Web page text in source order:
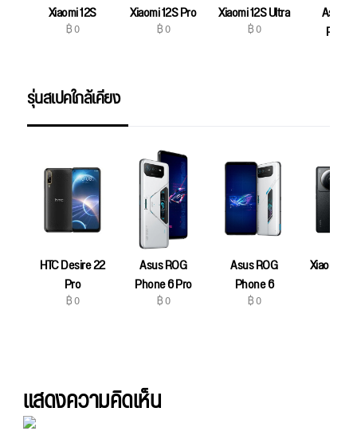
Xiaomi 12S
฿ 0
Xiaomi 12S Pro
฿ 0
Xiaomi 12S Ultra
฿ 0
Asus
รุ่นสเปคใกล้เคียง
HTC Desire 22
Pro
฿ 0
Asus ROG
Phone 6 Pro
฿ 0
Asus ROG
Phone 6
฿ 0
Xiaomi
แสดงความคิดเห็น